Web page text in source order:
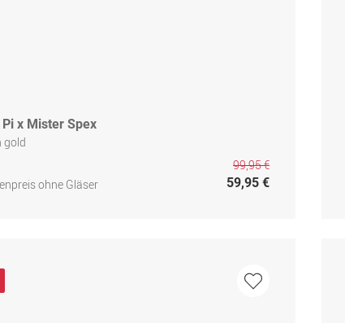
x Mister Spex
gold
ohne Gläser
99,95 €
59,95 €